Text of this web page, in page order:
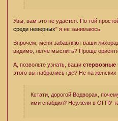
Увы, вам это не удастся. По той
среди неверных" я не занимаюсь.
Впрочем, меня забавляют ваши
видимо, легче мыслить? Проще
А, позвольте узнать, ваши
этого вы набрались где? Не на
Кстати, дорогой Водворах,
ими снабдил? Неужели в ОГПУ